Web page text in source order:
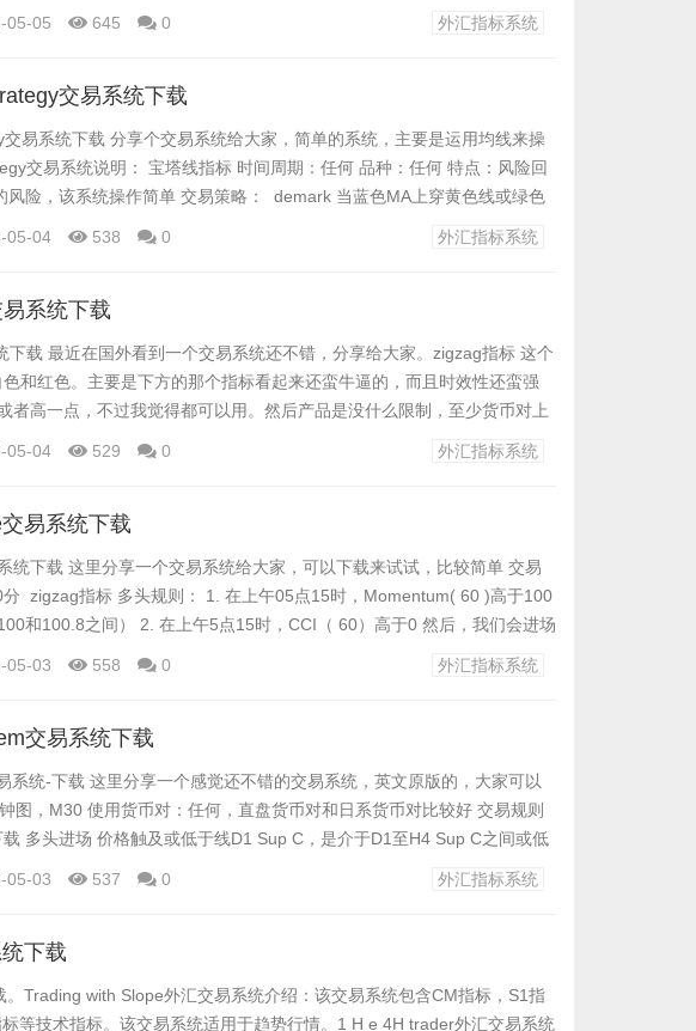
参数）； Heiken Ashi smoothed; Rsioma (默认参数); Dou...
05-05 645 0 外汇指标系统
交易系统下载
易系统下载 分享个交易系统给大家，简单的系统，主要是运用均线来操
交易系统说明： 宝塔线指标 时间周期：任何 品种：任何 特点：风险回
风险，该系统操作简单 交易策略： demark 当蓝色MA上穿黄色线或绿色
色线或绿色线，做空。 一旦你看到一个计数器的信号退出你的交易...
05-04 538 0 外汇指标系统
系统下载
下载 最近在国外看到一个交易系统还不错，分享给大家。zigzag指标 这个
和红色。主要是下方的那个指标看起来还蛮牛逼的，而且时效性还蛮强
者高一点，不过我觉得都可以用。然后产品是没什么限制，至少货币对上
信息警报什么的就不用管他了，反正不影响我看图表，图表还是实时的。
05-04 529 0 外汇指标系统
易系统下载
统下载 这里分享一个交易系统给大家，可以下载来试试，比较简单 交易
zigzag指标 多头规则： 1. 在上午05点15时，Momentum( 60 )高于100
和100.8之间） 2. 在上午5点15时，CCI（ 60）高于0 然后，我们会进场
一天贸易如果某些条件不符合。 例如动量>...
05-03 558 0 外汇指标系统
交易系统下载
系统-下载 这里分享一个感觉还不错的交易系统，英文原版的，大家可以
图，M30 使用货币对：任何，直盘货币对和日系货币对比较好 交易规则
多头进场 价格触及或低于线D1 Sup C，是介于D1至H4 Sup C之间或低
出现买入箭头。 RSI Petraus黑色线顶背离。 RSX呈绿色。T3柱为...
05-03 537 0 外汇指标系统
下载
。Trading with Slope外汇交易系统介绍：该交易系统包含CM指标，S1指
等技术指标。该交易系统适用于趋势行情。1 H e 4H trader外汇交易系统